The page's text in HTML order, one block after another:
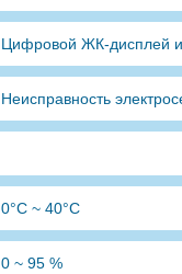
Цифровой ЖК-дисплей и
Неисправность
0°C ~ 40°C
0 ~ 95 %